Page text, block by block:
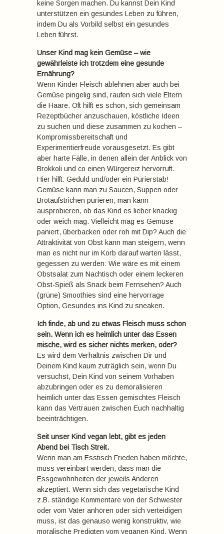
keine Sorgen machen. Du kannst Dein Kind
unterstützen ein gesundes Leben zu führen,
indem Du als Vorbild selbst ein gesundes
Leben führst.
Unser Kind mag kein Gemüse – wie
gewährleiste ich trotzdem eine gesunde
Ernährung?
Wenn Kinder Fleisch ablehnen aber auch bei
Gemüse pingelig sind, raufen sich viele Eltern
die Haare. Oft hilft es schon, sich gemeinsam
Rezeptbücher anzuschauen, köstliche Ideen
zu suchen und diese zusammen zu kochen –
Kompromissbereitschaft und
Experimentierfreude vorausgesetzt. Es gibt
aber harte Fälle, in denen allein der Anblick von
Brokkoli und co einen Würgereiz hervorruft.
Hier hilft: Geduld und/oder ein Pürierstab!
Gemüse kann man zu Saucen, Suppen oder
Brotaufstrichen pürieren, man kann
ausprobieren, ob das Kind es lieber knackig
oder weich mag. Vielleicht mag es Gemüse
paniert, überbacken oder roh mit Dip? Auch die
Attraktivität von Obst kann man steigern, wenn
man es nicht nur im Korb darauf warten lässt,
gegessen zu werden: Wie wäre es mit einem
Obstsalat zum Nachtisch oder einem leckeren
Obst-Spieß als Snack beim Fernsehen? Auch
(grüne) Smoothies sind eine hervorrage
Option, Gesundes ins Kind zu sneaken.
Ich finde, ab und zu etwas Fleisch muss schon
sein. Wenn ich es heimlich unter das Essen
mische, wird es sicher nichts merken, oder?
Es wird dem Verhältnis zwischen Dir und
Deinem Kind kaum zuträglich sein, wenn Du
versuchst, Dein Kind von seinem Vorhaben
abzubringen oder es zu demoralisieren 
heimlich unter das Essen gemischtes Fleisch
kann das Vertrauen zwischen Euch nachhaltig
beeinträchtigen.
Seit unser Kind vegan lebt, gibt es jeden
Abend bei Tisch Streit.
Wenn man am Esstisch Frieden haben möchte,
muss vereinbart werden, dass man die
Essgewohnheiten der jeweils Anderen
akzeptiert. Wenn sich das vegetarische Kind
z.B. ständige Kommentare von der Schwester
oder vom Vater anhören oder sich verteidigen
muss, ist das genauso wenig konstruktiv, wie
moralische Predigten vom veganen Kind. Wenn